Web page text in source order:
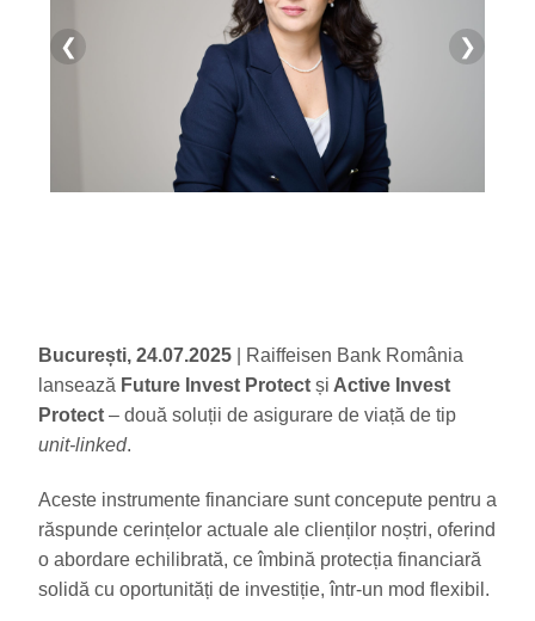
❮ ❯
București, 24.07.2025 | Raiffeisen Bank România
lansează Future Invest Protect și Active Invest
Protect – două soluții de asigurare de viață de tip
unit-linked.
Aceste instrumente financiare sunt concepute pentru a
răspunde cerințelor actuale ale clienților noștri, oferind
o abordare echilibrată, ce îmbină protecția financiară
solidă cu oportunități de investiție, într-un mod flexibil.